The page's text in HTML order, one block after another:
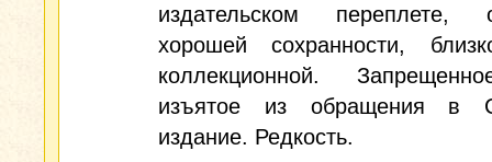
издательском переплете,
хорошей сохранности,
коллекционной.
изъятое из обращения в
издание. Редкость.